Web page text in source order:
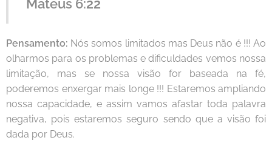
Mateus 6:22
Pensamento: Nós somos limitados mas Deus não é !!! Ao
olharmos para os problemas e dificuldades vemos nossa
limitação, mas se nossa visão for baseada na fé,
poderemos enxergar mais longe !!! Estaremos ampliando
nossa capacidade, e assim vamos afastar toda palavra
negativa, pois estaremos seguro sendo que a visão foi
dada por Deus.